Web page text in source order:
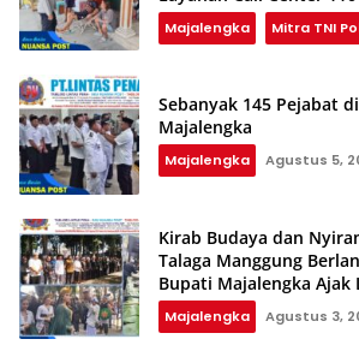
Majalengka Mitra TNI
Sebanyak 145 Pejabat
Majalengka
Majalengka Agustus 5,
Kirab Budaya dan
Talaga Manggung
Bupati Majalengka Ajak
Budaya
Majalengka Agustus 3,